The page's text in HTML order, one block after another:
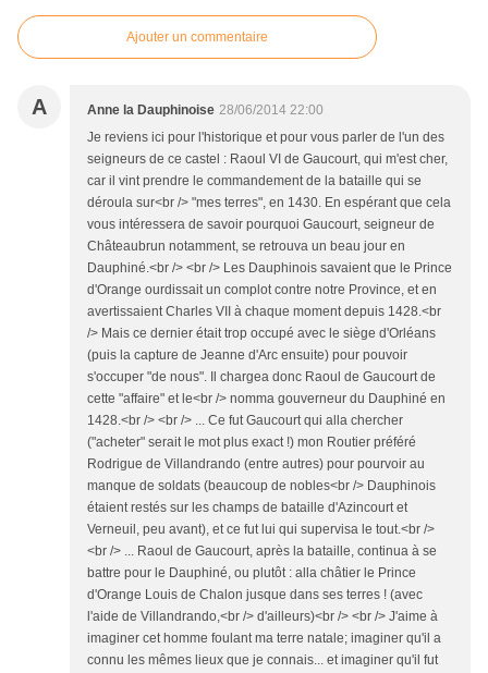
Ajouter un commentaire
A Anne la Dauphinoise 28/06/2014 22:00
Je reviens ici pour l'historique et pour vous parler de l'un des
seigneurs de ce castel : Raoul VI de Gaucourt, qui m'est cher,
car il vint prendre le commandement de la bataille qui se
déroula sur<br /> "mes terres", en 1430. En espérant que cela
vous intéressera de savoir pourquoi Gaucourt, seigneur de
Châteaubrun notamment, se retrouva un beau jour en
Dauphiné.<br /> <br /> Les Dauphinois savaient que le Prince
d'Orange ourdissait un complot contre notre Province, et en
avertissaient Charles VII à chaque moment depuis 1428.<br
/> Mais ce dernier était trop occupé avec le siège d'Orléans
(puis la capture de Jeanne d'Arc ensuite) pour pouvoir
s'occuper "de nous". Il chargea donc Raoul de Gaucourt de
cette "affaire" et le<br /> nomma gouverneur du Dauphiné en
1428.<br /> <br /> ... Ce fut Gaucourt qui alla chercher
("acheter" serait le mot plus exact !) mon Routier préféré
Rodrigue de Villandrando (entre autres) pour pourvoir au
manque de soldats (beaucoup de nobles<br /> Dauphinois
étaient restés sur les champs de bataille d'Azincourt et
Verneuil, peu avant), et ce fut lui qui supervisa le tout.<br />
<br /> ... Raoul de Gaucourt, après la bataille, continua à se
battre pour le Dauphiné, ou plutôt : alla châtier le Prince
d'Orange Louis de Chalon jusque dans ses terres ! (avec
l'aide de Villandrando,<br /> d'ailleurs)<br /> <br /> J'aime à
imaginer cet homme foulant ma terre natale; imaginer qu'il a
connu les mêmes lieux que je connais... et imaginer qu'il fut